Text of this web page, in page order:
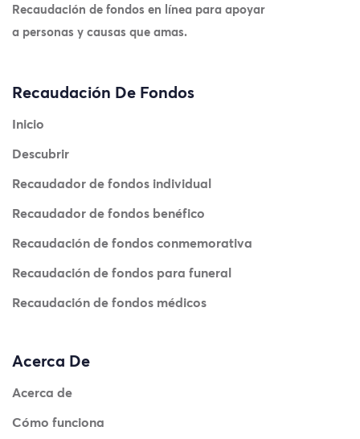
Recaudación de fondos en línea para apoyar
a personas y causas que amas.
Recaudación De Fondos
Inicio
Descubrir
Recaudador de fondos individual
Recaudador de fondos benéfico
Recaudación de fondos conmemorativa
Recaudación de fondos para funeral
Recaudación de fondos médicos
Acerca De
Acerca de
Cómo funciona